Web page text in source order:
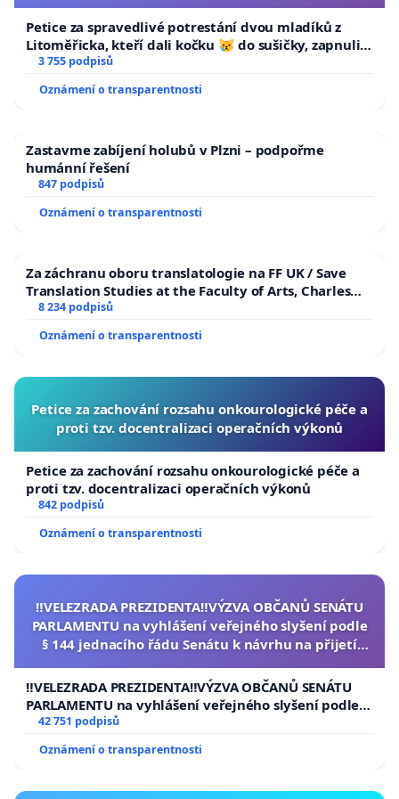
Petice za spravedlivé potrestání dvou mladíků z
Litoměřicka, kteří dali kočku 😿 do sušičky, zapnuli ji
a umírání zvířete natočili.
3 755 podpisů
Oznámení o transparentnosti
Zastavme zabíjení holubů v Plzni – podpořme
humánní řešení
847 podpisů
Oznámení o transparentnosti
Za záchranu oboru translatologie na FF UK / Save
Translation Studies at the Faculty of Arts, Charles
University
8 234 podpisů
Oznámení o transparentnosti
Petice za zachování rozsahu onkourologické péče a
proti tzv. docentralizaci operačních výkonů
Petice za zachování rozsahu onkourologické péče a
proti tzv. docentralizaci operačních výkonů
842 podpisů
Oznámení o transparentnosti
‼️VELEZRADA PREZIDENTA‼️VÝZVA OBČANŮ SENÁTU
PARLAMENTU na vyhlášení veřejného slyšení podle
§ 144 jednacího řádu Senátu k návrhu na přijetí
republiky
‼️VELEZRADA PREZIDENTA‼️VÝZVA OBČANŮ SENÁTU
PARLAMENTU na vyhlášení veřejného slyšení podle §
144 jednacího řádu Senátu k návrhu na přijetí
republiky
42 751 podpisů
Oznámení o transparentnosti